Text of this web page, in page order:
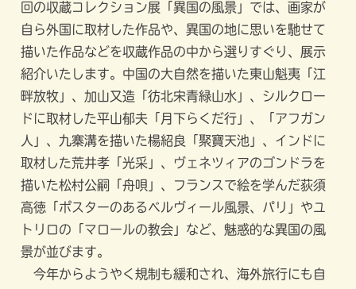
回の収蔵コレクション展「異国の風景」では、画家が
自ら外国に取材した作品や、異国の地に思いを馳せて
描いた作品などを収蔵作品の中から選りすぐり、展示
紹介いたします。中国の大自然を描いた東山魁夷「江
畔放牧」、加山又造「彷北宋青緑山水」、シルクロー
ドに取材した平山郁夫「月下らくだ行」、「アフガン
人」、九寨溝を描いた楊紹良「聚寶天池」、インドに
取材した荒井孝「光采」、ヴェネツィアのゴンドラを
描いた松村公嗣「舟唄」、フランスで絵を学んだ荻須
高徳「ポスターのあるベルヴィール風景、パリ」やユ
トリロの「マロールの教会」など、魅惑的な異国の風
景が並びます。
今年からようやく規制も緩和され、海外旅行にも自